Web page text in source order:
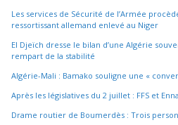
Les services de Sécurité de l’Armée
ressortissant allemand enlevé au Niger
El Djeïch dresse le bilan d’une Algérie
rempart de la stabilité
Algérie-Mali : Bamako souligne une «
Après les législatives du 2 juillet : FFS et
Drame routier de Boumerdès : Trois